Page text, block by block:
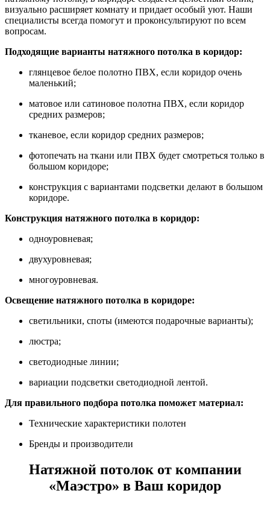
визуально расширяет комнату и придает особый уют. Наши
специалисты всегда помогут и проконсультируют по всем
вопросам.
Подходящие варианты натяжного потолка в коридор:
глянцевое белое полотно ПВХ, если коридор очень
маленький;
матовое или сатиновое полотна ПВХ, если коридор
средних размеров;
тканевое, если коридор средних размеров;
фотопечать на ткани или ПВХ будет смотреться только в
большом коридоре;
конструкция с вариантами подсветки делают в большом
коридоре.
Конструкция натяжного потолка в коридор:
одноуровневая;
двухуровневая;
многоуровневая.
Освещение натяжного потолка в коридоре:
светильники, споты (имеются подарочные варианты);
люстра;
светодиодные линии;
вариации подсветки светодиодной лентой.
Для правильного подбора потолка поможет материал:
Технические характеристики полотен
Бренды и производители
Натяжной потолок от компании
«Маэстро» в Ваш коридор